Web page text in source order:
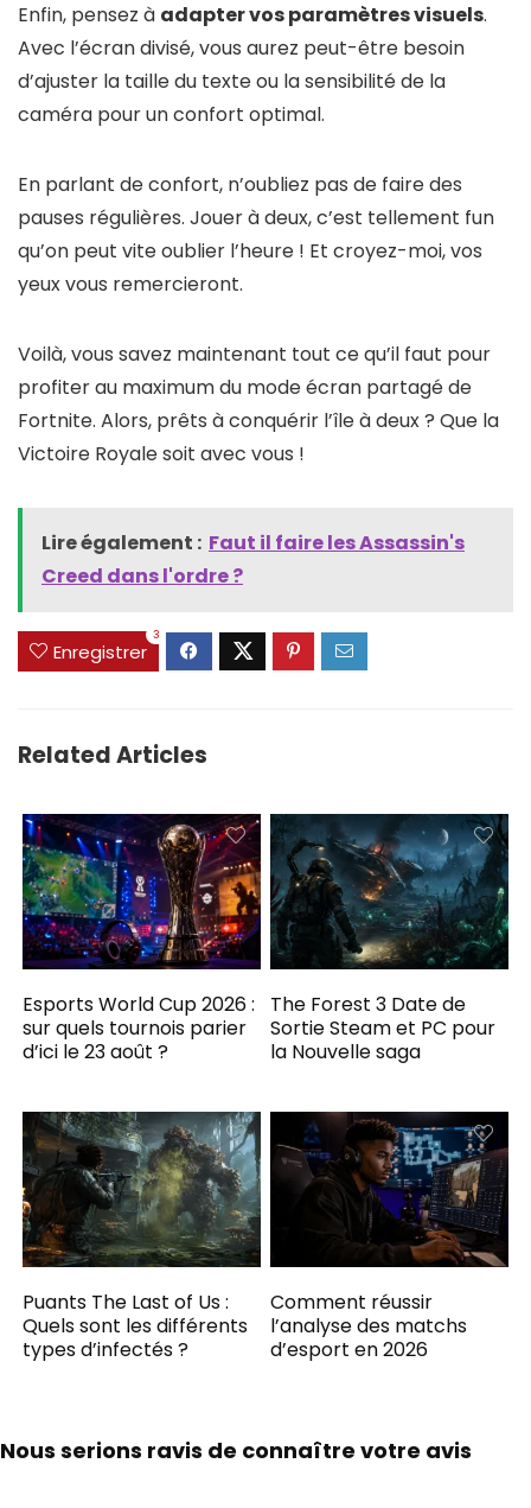
Enfin, pensez à adapter vos paramètres visuels.
Avec l’écran divisé, vous aurez peut-être besoin
d’ajuster la taille du texte ou la sensibilité de la
caméra pour un confort optimal.
En parlant de confort, n’oubliez pas de faire des
pauses régulières. Jouer à deux, c’est tellement fun
qu’on peut vite oublier l’heure ! Et croyez-moi, vos
yeux vous remercieront.
Voilà, vous savez maintenant tout ce qu’il faut pour
profiter au maximum du mode écran partagé de
Fortnite. Alors, prêts à conquérir l’île à deux ? Que la
Victoire Royale soit avec vous !
Lire également : Faut il faire les Assassin's
Creed dans l'ordre ?
Enregistrer
3
Related Articles
Esports World Cup 2026 :
sur quels tournois parier
d’ici le 23 août ?
The Forest 3 Date de
Sortie Steam et PC pour
la Nouvelle saga
Puants The Last of Us :
Quels sont les différents
types d’infectés ?
Comment réussir
l’analyse des matchs
d’esport en 2026
Nous serions ravis de connaître votre avis